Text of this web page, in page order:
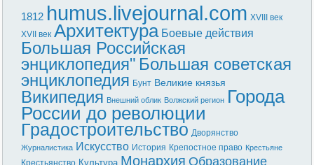
1812 humus.livejournal.com XVIII век
XVII век Архитектура Боевые действия
Большая Российская
энциклопедия" Большая советская
энциклопедия Бунт Великие князья
Википедия Внешний облик Волжский регион Города
России до революции
Градостроительство Дворянство
Журналистика Искусство История Крепостное право Крестьяне
Крестьянство Культура Монархия Образование